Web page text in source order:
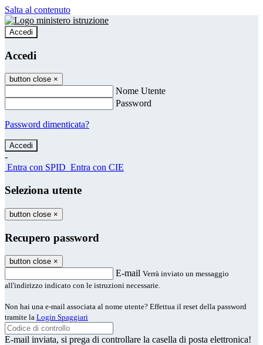
Salta al contenuto
Accedi
Accedi
button close ×
Nome Utente
Password
Password dimenticata?
-
Entra con SPID Entra con CIE
Seleziona utente
button close ×
Recupero password
button close ×
E-mail Verrà inviato un messaggio
all'indirizzo indicato con le istruzioni necessarie.
Non hai una e-mail associata al nome utente? Effettua il reset della password
tramite la Login Spaggiari
E-mail inviata, si prega di controllare la casella di posta elettronica!